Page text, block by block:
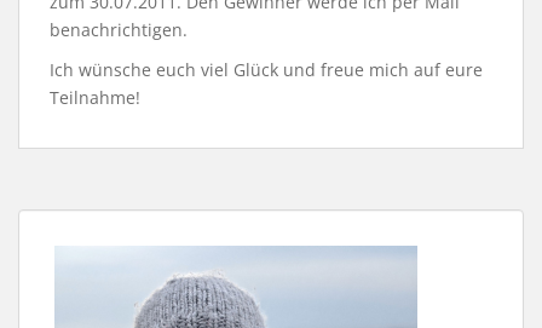
benachrichtigen.
Ich wünsche euch viel Glück und freue mich auf eure
Teilnahme!